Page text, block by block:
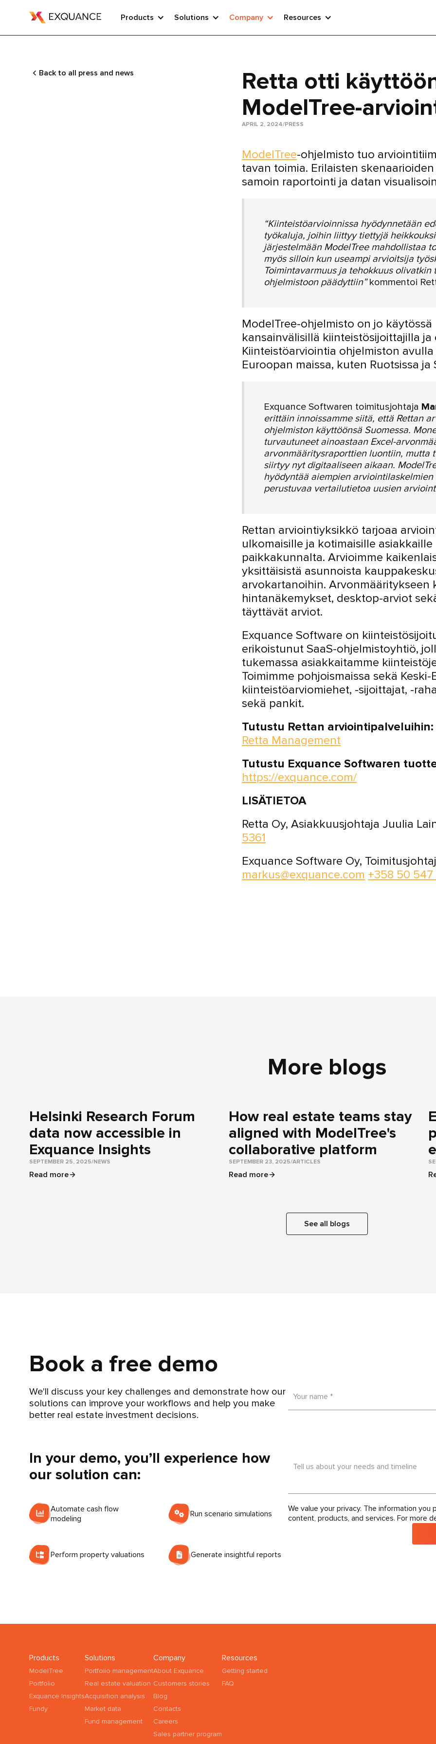
Products Solutions Company Resources
Back to all press and news
Retta otti
ModelTree-
APRIL 2, 2024/PRESS
ModelTree-ohjelmisto tuo
tavan toimia. Erilaisten
samoin raportointi ja datan
“Kiinteistöarvioinnissa hyödynnetään
työkaluja, joihin liittyy tiettyjä
järjestelmään ModelTree mahdollistaa
myös silloin kun useampi arvioitsija
Toimintavarmuus ja tehokkuus
ohjelmistoon päädyttiin”kommentoi
ModelTree-ohjelmisto on jo
kansainvälisillä kiinteistösijoittajilla
Kiinteistöarviointia ohjelmiston
Euroopan maissa, kuten Ruotsissa ja
Exquance Softwaren toimitusjohtaja
erittäin innoissamme siitä, että Rettan
ohjelmiston käyttöönsä Suomessa.
turvautuneet ainoastaan Excel-
arvonmääritysraporttien luontiin, mutta
siirtyy nyt digitaaliseen aikaan.
hyödyntää aiempien
perustuvaa vertailutietoa uusien
Rettan arviointiyksikkö tarjoaa
ulkomaisille ja kotimaisille
paikkakunnalta. Arvioimme
yksittäisistä asunnoista
arvokartanoihin.
hintanäkemykset, desktop-arviot
täyttävät arviot.
Exquance Software on
erikoistunut SaaS-ohjelmistoyhtiö,
tukemassa asiakkaitamme
Toimimme pohjoismaissa sekä
kiinteistöarviomiehet, -sijoittajat, -
sekä pankit.
Tutustu Rettan arviointipalveluihin:
Retta Management
Tutustu Exquance Softwaren
https://exquance.com/
LISÄTIETOA
Retta Oy, Asiakkuusjohtaja Juulia
5361
Exquance Software Oy,
markus@exquance.com +358 50
More blogs
Helsinki Research Forum
data now accessible in
Exquance Insights
SEPTEMBER 25, 2025/NEWS
Read more
How real estate teams stay
aligned with ModelTree's
collaborative platform
SEPTEMBER 23, 2025/ARTICLES
Read more
See all blogs
Book a free demo
We'll discuss your key challenges and demonstrate how our
solutions can improve your workflows and help you make
better real estate investment decisions.
In your demo, you’ll experience how
our solution can:
Automate cash flow
modeling
Run scenario simulations
Perform property valuations Generate insightful reports
Your name *
Tell us about your needs and timeline
We value your privacy. The information
content, products, and services. For more
Products
ModelTree
Portfolio
Exquance Insights
Fundy
Solutions
Portfolio management
Real estate valuation
Acquisition analysis
Market data
Fund management
Company
About Exquance
Customers stories
Blog
Contacts
Careers
Sales partner program
Resources
Getting started
FAQ